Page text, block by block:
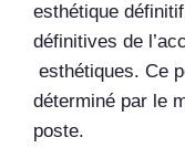
esthétique
définitives de
esthétiques. Ce
déterminé par le
poste.